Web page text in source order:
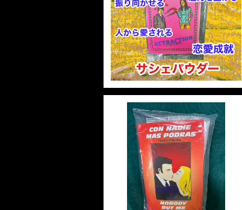
恋愛 Love
子 Rat
牛 Ox
寅 Tiger
辰 Dragon
巳 Snake
ブレスレット Bracelet
恋愛
仕事 Job
人間関係 Relationship
裁判 Trial
人間関係 Relationships
スピリチュアル Spiritual
人間関係 RelationShips
人間関係
護身
恋愛 Love
金運 Money
人間関係 Relationships
自己実現 Self-Realization
スピリチュアル Spiritual
護身 Self-Defence
恋愛 Love
金運 Money
人間関係 Relationships
バスハーブ Bath Herb
恋愛 love
白魔術キット
アミュレット Amulet
【NEW ARRIVALS】アトラ
クション マジカルパウダー・
魔女パウダー ATTRACTIO
N Magical Powder
¥680
【NEW ARRIVALS】ノバデ
ィ・バット・ミー マジカルパ
ウダー・魔女パウダー NOB
ODY BUT ME Magical Po
wder
¥550
SOLD OUT